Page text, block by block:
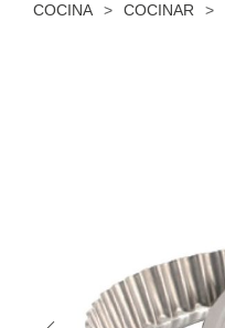
COCINA > COCINAR >